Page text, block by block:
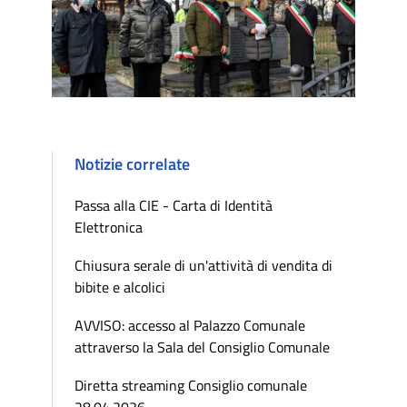
Notizie correlate
Passa alla CIE - Carta di Identità
Elettronica
Chiusura serale di un'attività di vendita di
bibite e alcolici
AVVISO: accesso al Palazzo Comunale
attraverso la Sala del Consiglio Comunale
Diretta streaming Consiglio comunale